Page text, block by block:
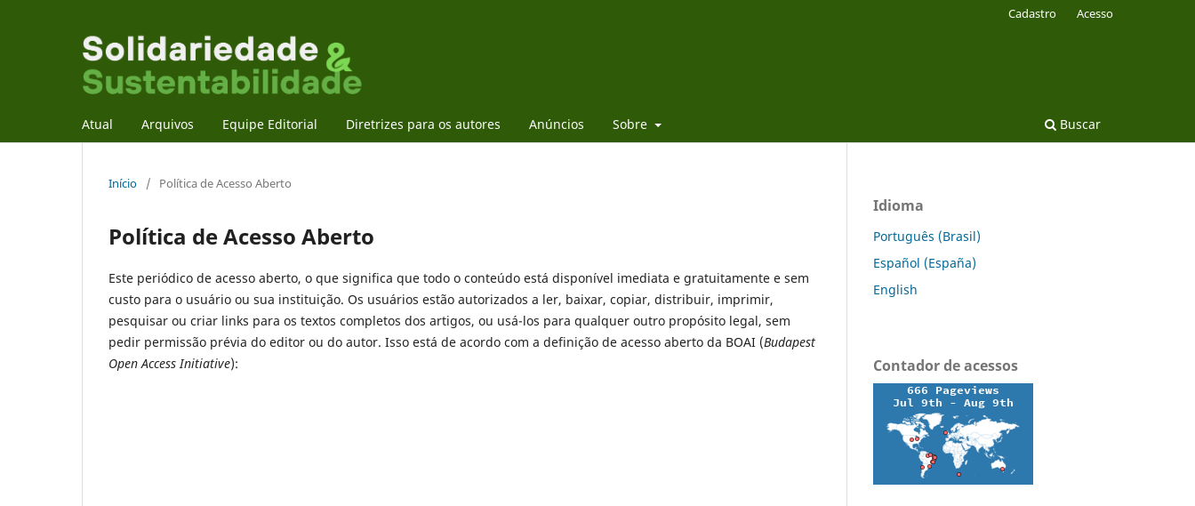
Atual Arquivos Equipe Editorial Diretrizes para os autores Anúncios Sobre Buscar
Cadastro Acesso
Início / Política de Acesso Aberto
Política de Acesso Aberto
Este periódico de acesso aberto, o que significa que todo o conteúdo está disponível imediata e gratuitamente e sem
custo para o usuário ou sua instituição. Os usuários estão autorizados a ler, baixar, copiar, distribuir, imprimir,
pesquisar ou criar links para os textos completos dos artigos, ou usá-los para qualquer outro propósito legal, sem
pedir permissão prévia do editor ou do autor. Isso está de acordo com a definição de acesso aberto da BOAI (Budapest
Open Access Initiative):
Idioma
Português (Brasil)
Español (España)
English
Contador de acessos